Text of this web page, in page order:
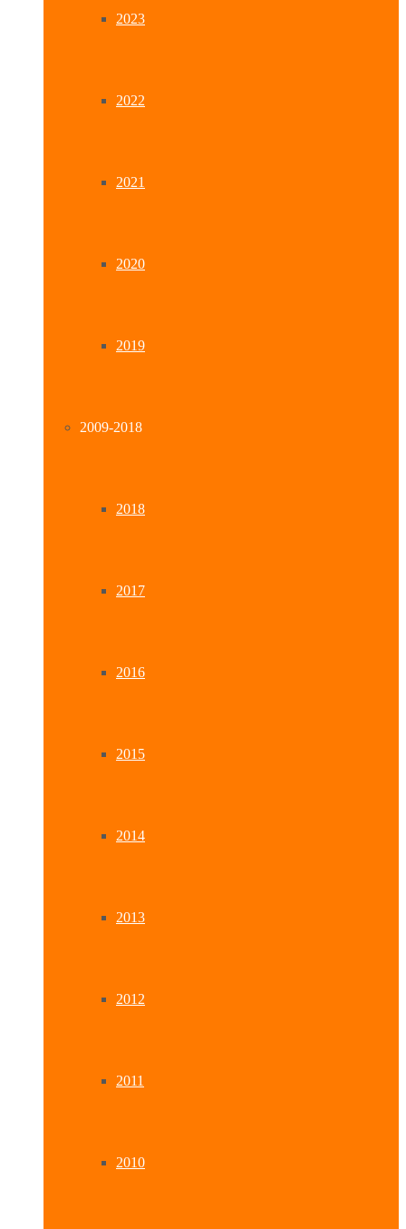
2023
2022
2021
2020
2019
2009-2018
2018
2017
2016
2015
2014
2013
2012
2011
2010